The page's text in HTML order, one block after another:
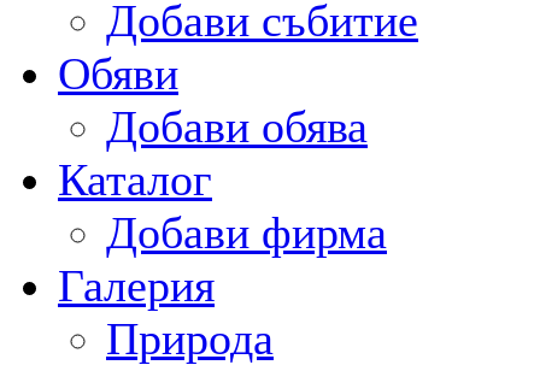
Добави събитие
Обяви
Добави обява
Каталог
Добави фирма
Галерия
Природа